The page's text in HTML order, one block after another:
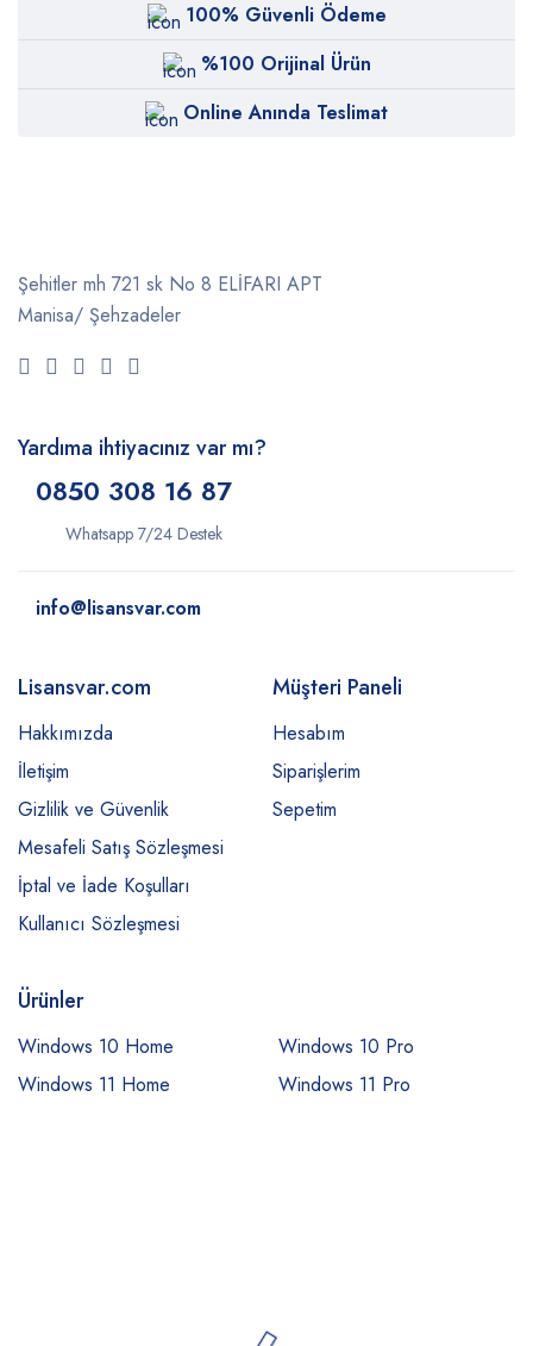
100% Güvenli Ödeme
%100 Orijinal Ürün
Online Anında Teslimat
Şehitler mh 721 sk No 8 ELİFARI APT
Manisa/ Şehzadeler
Yardıma ihtiyacınız var mı?
0850 308 16 87
Whatsapp 7/24 Destek
info@lisansvar.com
Lisansvar.com
Hakkımızda
İletişim
Gizlilik ve Güvenlik
Mesafeli Satış Sözleşmesi
İptal ve İade Koşulları
Kullanıcı Sözleşmesi
Müşteri Paneli
Hesabım
Siparişlerim
Sepetim
Ürünler
Windows 10 Home
Windows 10 Pro
Windows 11 Home
Windows 11 Pro